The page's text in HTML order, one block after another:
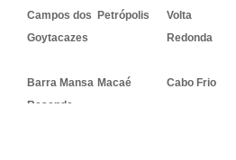
Campos dos
Goytacazes
Petrópolis
Volta
Redonda
Barra Mansa Macaé Cabo Frio
Resende